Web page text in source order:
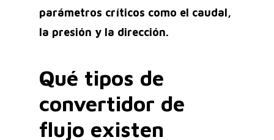
parámetros críticos como el caudal,
la presión y la dirección.
Qué tipos de
convertidor de
flujo existen